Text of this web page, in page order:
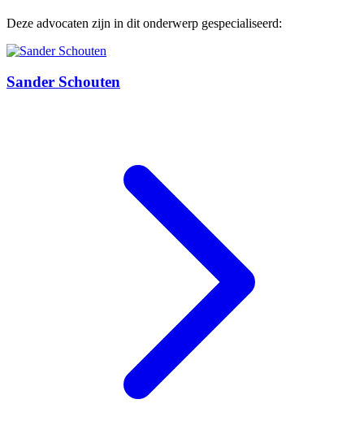
Deze advocaten zijn in dit onderwerp gespecialiseerd:
Sander Schouten